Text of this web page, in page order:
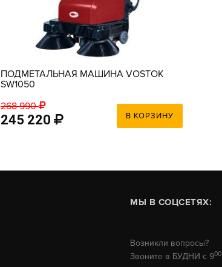
ПОДМЕТАЛЬНАЯ МАШИНА VOSTOK
SW1050
268 990
245 220 В КОРЗИНУ
МЫ В СОЦСЕТЯХ:
Возникли вопросы?
Звоните в БУДНИ с 900